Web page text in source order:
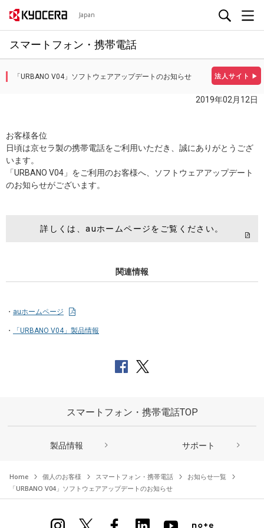
Japan
スマートフォン・携帯電話
法人サイト ▶
「URBANO V04」ソフトウェアアップデートのお知らせ
2019年02月12日
お客様各位
日頃は京セラ製の携帯電話をご利用いただき、誠にありがとうござ
います。
「URBANO V04」をご利用のお客様へ、ソフトウェアアップデート
のお知らせがございます。
詳しくは、auホームページをご覧ください。
関連情報
auホームページ
「URBANO V04」製品情報
スマートフォン・携帯電話TOP
製品情報 サポート
Home 個人のお客様 スマートフォン・携帯電話
お知らせ一覧
「URBANO V04」ソフトウェアアップデートのお知らせ